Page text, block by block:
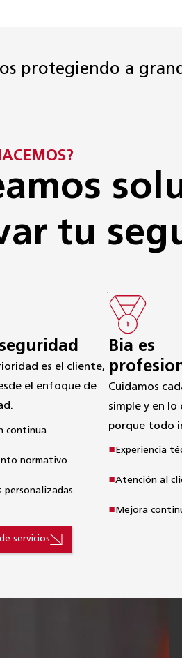
protegiendo a
tu
es el cliente,
el enfoque de
continua
normativo
personalizadas
Bia es
Cuidamos
simple y en lo
porque todo
Experiencia
Atención al
Mejora
servicios